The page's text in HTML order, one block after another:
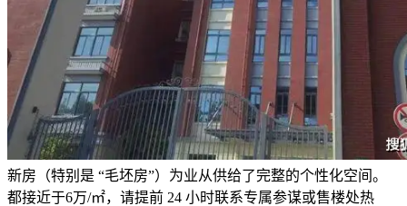
新房（特别是 “毛坯房”）为业从供给了完整的个性化空间。
都接近于6万/㎡，请提前 24 小时联系专属参谋或售楼处热